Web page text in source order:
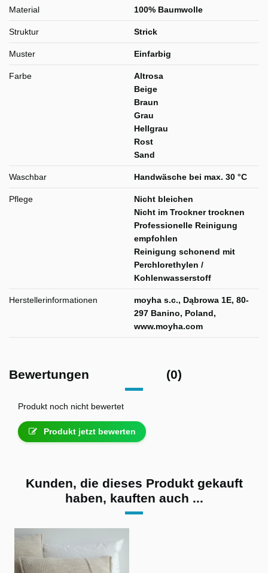
Material 100% Baumwolle
Struktur Strick
Muster Einfarbig
Farbe
Altrosa
Beige
Braun
Grau
Hellgrau
Rost
Sand
Waschbar Handwäsche bei max. 30 °C
Pflege
Nicht bleichen
Nicht im Trockner trocknen
Professionelle Reinigung
empfohlen
Reinigung schonend mit
Perchlorethylen /
Kohlenwasserstoff
Herstellerinformationen
moyha s.c., Dąbrowa 1E, 80-
297 Banino, Poland,
www.moyha.com
Bewertungen (0)
Produkt noch nicht bewertet
Produkt jetzt bewerten
Kunden, die dieses Produkt gekauft
haben, kauften auch ...